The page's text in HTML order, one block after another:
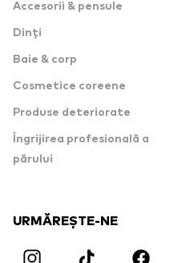
Accesorii & pensule
Dinți
Baie & corp
Cosmetice coreene
Produse deteriorate
Îngrijirea profesională a
părului
URMĂREȘTE-NE